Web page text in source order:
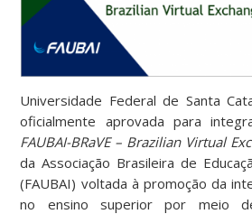
Universidade Federal de Santa
oficialmente aprovada para
FAUBAI-BRaVE – Brazilian Virtual
da Associação Brasileira de
(FAUBAI) voltada à promoção da
no ensino superior por meio